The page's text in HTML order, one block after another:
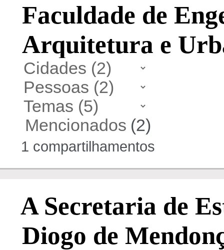
Faculdade de
Arquitetura e
Mencionados (2)
1 compartilhamentos
A Secretaria de
Diogo de